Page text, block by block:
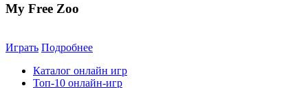
My Free Zoo
Играть Подробнее
Каталог онлайн игр
Топ-10 онлайн-игр